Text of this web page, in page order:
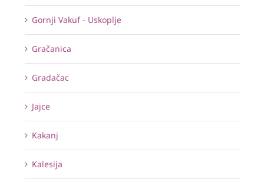
Gornji Vakuf - Uskoplje
Gračanica
Gradačac
Jajce
Kakanj
Kalesija